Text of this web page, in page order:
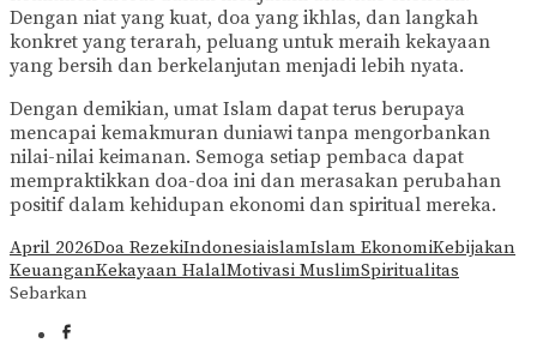
Dengan niat yang kuat, doa yang ikhlas, dan langkah
konkret yang terarah, peluang untuk meraih kekayaan
yang bersih dan berkelanjutan menjadi lebih nyata.
Dengan demikian, umat Islam dapat terus berupaya
mencapai kemakmuran duniawi tanpa mengorbankan
nilai-nilai keimanan. Semoga setiap pembaca dapat
mempraktikkan doa-doa ini dan merasakan perubahan
positif dalam kehidupan ekonomi dan spiritual mereka.
April 2026Doa RezekiIndonesiaislamIslam EkonomiKebijakan
KeuanganKekayaan HalalMotivasi MuslimSpiritualitas
Sebarkan